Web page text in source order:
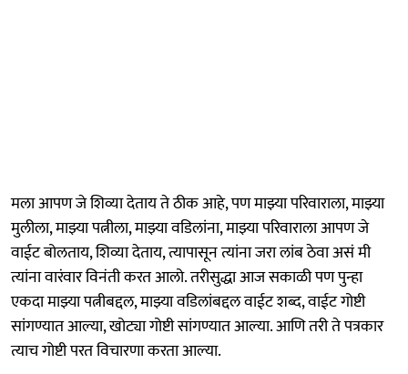
मला आपण जे शिव्या देताय ते ठीक आहे, पण माझ्या परिवाराला, माझ्या
मुलीला, माझ्या पत्नीला, माझ्या वडिलांना, माझ्या परिवाराला आपण जे
वाईट बोलताय, शिव्या देताय, त्यापासून त्यांना जरा लांब ठेवा असं मी
त्यांना वारंवार विनंती करत आलो. तरीसुद्धा आज सकाळी पण पुन्हा
एकदा माझ्या पत्नीबद्दल, माझ्या वडिलांबद्दल वाईट शब्द, वाईट गोष्टी
सांगण्यात आल्या, खोट्या गोष्टी सांगण्यात आल्या. आणि तरी ते पत्रकार
त्याच गोष्टी परत विचारणा करता आल्या.